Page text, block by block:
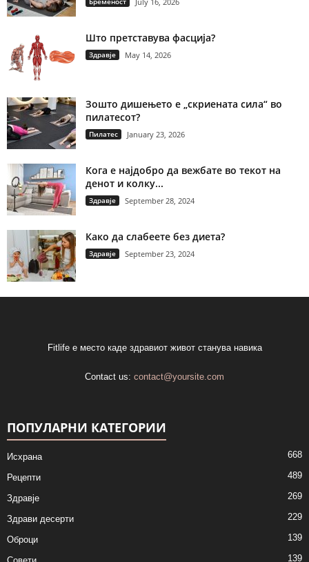
Што претставува фасција?
Здравје May 14, 2026
Зошто дишењето е „скриената сила“ во
пилатесот?
Пилатес January 23, 2026
Кога е најдобро да вежбате во текот на
денот и колку...
Здравје September 28, 2024
Како да слабеете без диета?
Здравје September 23, 2024
Fitlife е место каде здравиот живот станува навика
Contact us: contact@yoursite.com
ПОПУЛАРНИ КАТЕГОРИИ
Исхрана 668
Рецепти 489
Здравје 269
Здрави десерти 229
Оброци 139
139